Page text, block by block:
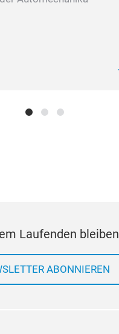
Laufenden bleiben
ABONNIEREN